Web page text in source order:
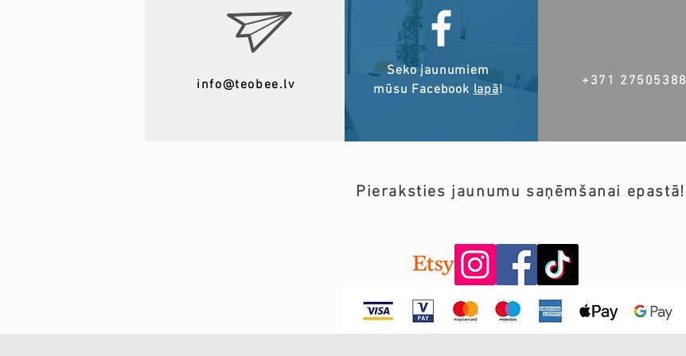
Pieraksties jaunumu saņēmšanai epastā!
info@teobee.lv
Seko jaunumiem
mūsu Facebooklapā!
+371 27505388